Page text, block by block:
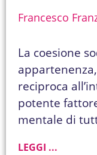
Francesco
La coesione
reciproca
potente
mentale di
LEGGI ...